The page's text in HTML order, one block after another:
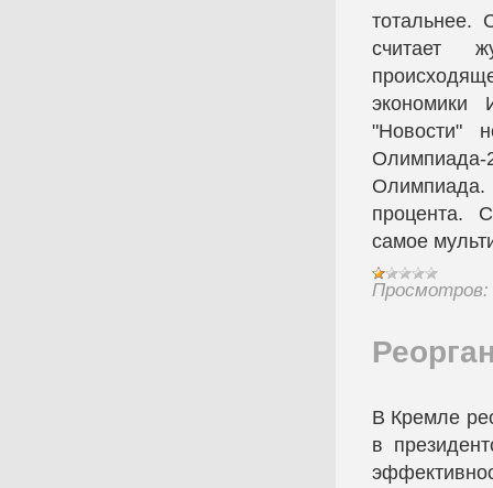
тотальнее.
считает
экономики
"Новости"
Олимпиада-
процента.
самое
Просмотров:
В Кремле
в